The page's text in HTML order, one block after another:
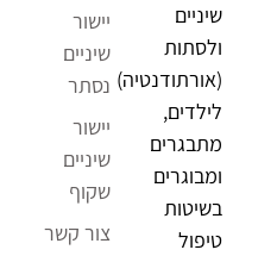
שיניים
ולסתות
(אורתודנטיה)
לילדים,
מתבגרים
ומבוגרים
בשיטות
טיפול
יישור
שיניים
נסתר
יישור
שיניים
שקוף
צור קשר